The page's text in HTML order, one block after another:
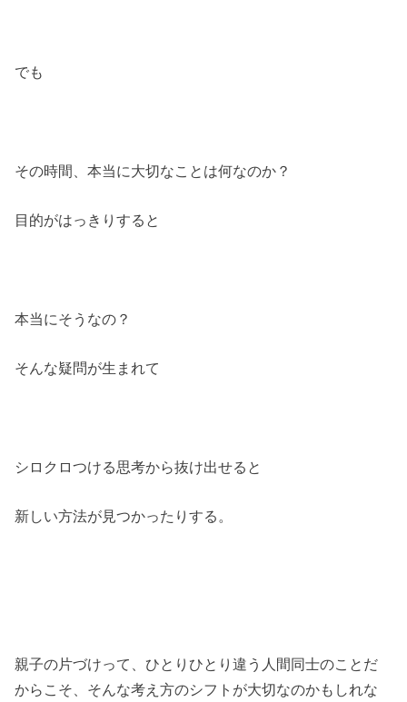
でも
その時間、本当に大切なことは何なのか？
目的がはっきりすると
本当にそうなの？
そんな疑問が生まれて
シロクロつける思考から抜け出せると
新しい方法が見つかったりする。
親子の片づけって、ひとりひとり違う人間同士のことだ
からこそ、そんな考え方のシフトが大切なのかもしれな